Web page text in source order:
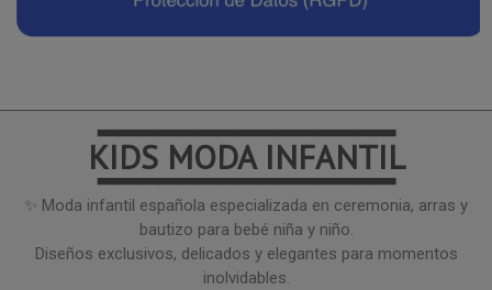
━━━━━━━━━━━━━━━
KIDS MODA INFANTIL
━━━━━━━━━━━━━━━
✨ Moda infantil española especializada en ceremonia, arras y
bautizo para bebé niña y niño.
Diseños exclusivos, delicados y elegantes para momentos
inolvidables.